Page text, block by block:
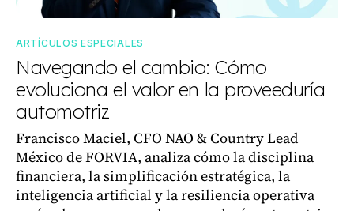
ARTÍCULOS ESPECIALES
Navegando el cambio: Cómo
evoluciona el valor en la proveeduría
automotriz
Francisco Maciel, CFO NAO & Country Lead
México de FORVIA, analiza cómo la disciplina
financiera, la simplificación estratégica, la
inteligencia artificial y la resiliencia operativa